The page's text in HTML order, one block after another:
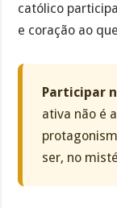
católico
e coração ao
Participar
ativa não é
ser, no